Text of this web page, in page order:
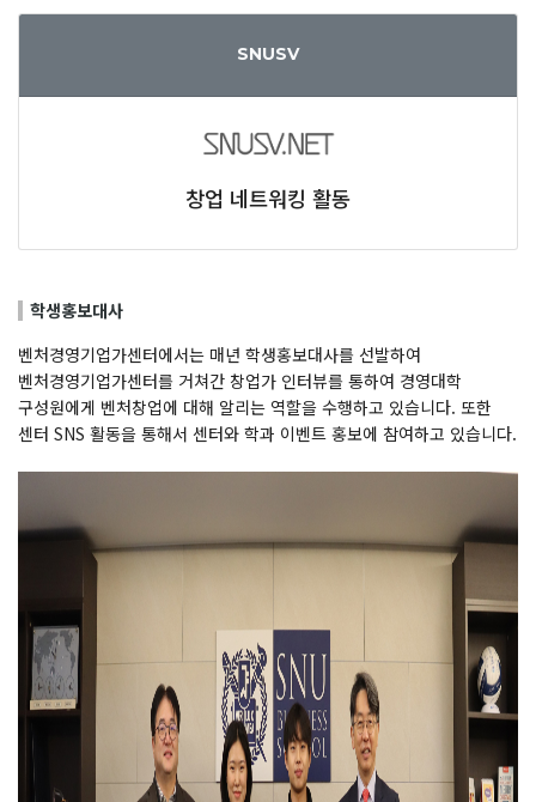
SNUSV
창업 네트워킹 활동
학생홍보대사
벤처경영기업가센터에서는 매년 학생홍보대사를 선발하여
벤처경영기업가센터를 거쳐간 창업가 인터뷰를 통하여 경영대학
구성원에게 벤처창업에 대해 알리는 역할을 수행하고 있습니다. 또한
센터 SNS 활동을 통해서 센터와 학과 이벤트 홍보에 참여하고 있습니다.